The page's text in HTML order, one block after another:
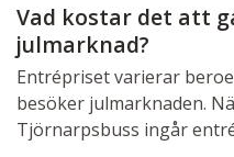
Vad kostar det att
julmarknad?
Entrépriset varierar
besöker julmarknaden.
Tjörnarpsbuss ingår